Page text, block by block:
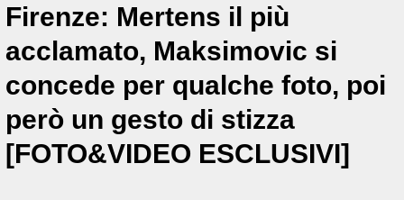
Firenze: Mertens il più
acclamato, Maksimovic si
concede per qualche foto, poi
però un gesto di stizza
[FOTO&VIDEO ESCLUSIVI]